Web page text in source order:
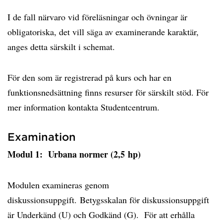
I de fall närvaro vid föreläsningar och övningar är
obligatoriska, det vill säga av examinerande karaktär,
anges detta särskilt i schemat.
För den som är registrerad på kurs och har en
funktionsnedsättning finns resurser för särskilt stöd. För
mer information kontakta Studentcentrum.
Examination
Modul 1: Urbana normer (2,5 hp)
Modulen examineras genom
diskussionsuppgift. Betygsskalan för diskussionsuppgift
är Underkänd (U) och Godkänd (G). För att erhålla